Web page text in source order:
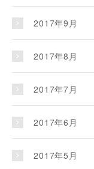
2017年9月
2017年8月
2017年7月
2017年6月
2017年5月